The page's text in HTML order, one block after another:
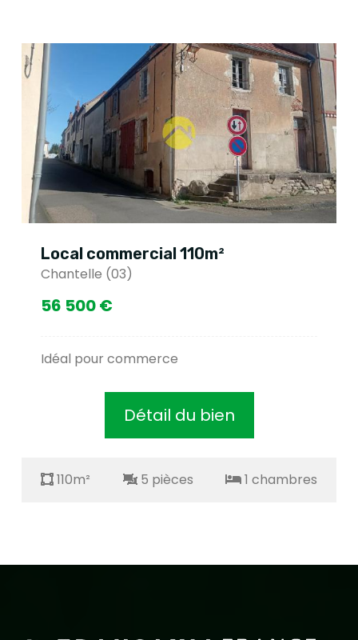
Local commercial 110m²
Chantelle (03)
56 500 €
Idéal pour commerce
Détail du bien
110m² 5 pièces 1 chambres